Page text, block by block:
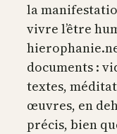
la
vivre l’être
documents :
textes,
œuvres, en
précis, bien